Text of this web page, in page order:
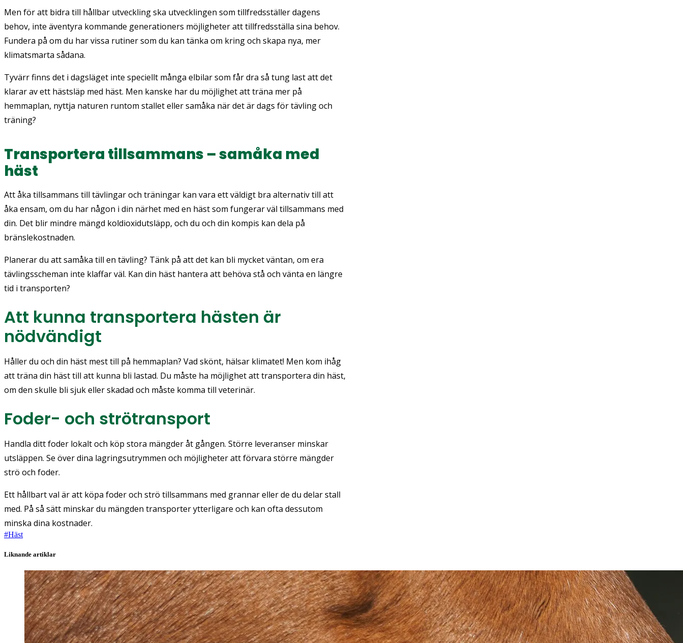
Men för att bidra till hållbar utveckling ska utvecklingen som tillfredsställer dagens
behov, inte äventyra kommande generationers möjligheter att tillfredsställa sina behov.
Fundera på om du har vissa rutiner som du kan tänka om kring och skapa nya, mer
klimatsmarta sådana.
Tyvärr finns det i dagsläget inte speciellt många elbilar som får dra så tung last att det
klarar av ett hästsläp med häst. Men kanske har du möjlighet att träna mer på
hemmaplan, nyttja naturen runtom stallet eller samåka när det är dags för tävling och
träning?
Transportera tillsammans – samåka med
häst
Att åka tillsammans till tävlingar och träningar kan vara ett väldigt bra alternativ till att
åka ensam, om du har någon i din närhet med en häst som fungerar väl tillsammans med
din. Det blir mindre mängd koldioxidutsläpp, och du och din kompis kan dela på
bränslekostnaden.
Planerar du att samåka till en tävling? Tänk på att det kan bli mycket väntan, om era
tävlingsscheman inte klaffar väl. Kan din häst hantera att behöva stå och vänta en längre
tid i transporten?
Att kunna transportera hästen är
nödvändigt
Håller du och din häst mest till på hemmaplan? Vad skönt, hälsar klimatet! Men kom ihåg
att träna din häst till att kunna bli lastad. Du måste ha möjlighet att transportera din häst,
om den skulle bli sjuk eller skadad och måste komma till veterinär.
Foder- och strötransport
Handla ditt foder lokalt och köp stora mängder åt gången. Större leveranser minskar
utsläppen. Se över dina lagringsutrymmen och möjligheter att förvara större mängder
strö och foder.
Ett hållbart val är att köpa foder och strö tillsammans med grannar eller de du delar stall
med. På så sätt minskar du mängden transporter ytterligare och kan ofta dessutom
minska dina kostnader.
#Häst
Liknande artiklar